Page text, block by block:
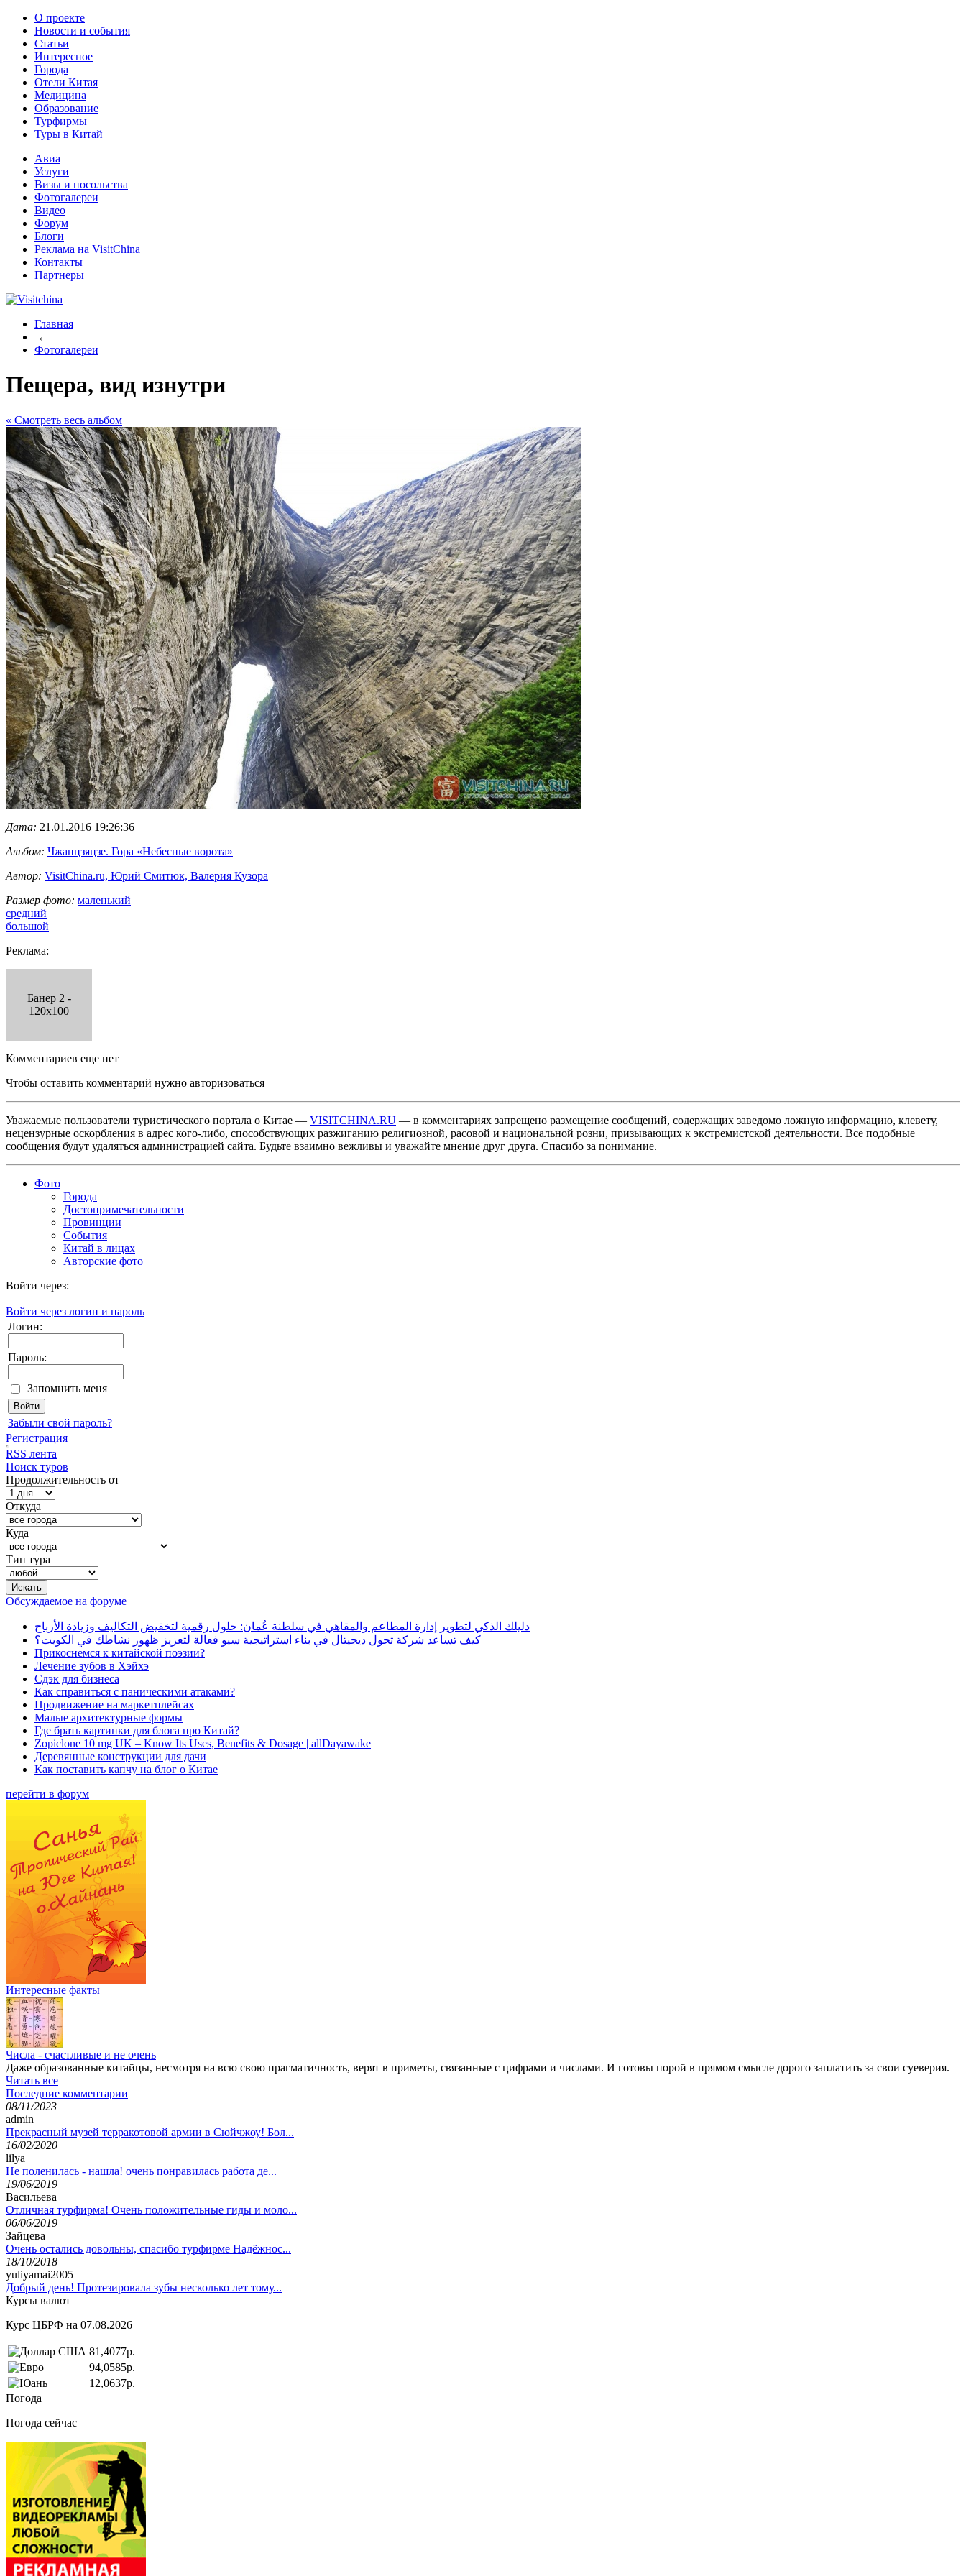
О проекте
Новости и события
Статьи
Интересное
Города
Отели Китая
Медицина
Образование
Турфирмы
Туры в Китай
Авиа
Услуги
Визы и посольства
Фотогалереи
Видео
Форум
Блоги
Реклама на VisitChina
Контакты
Партнеры
Главная
←
Фотогалереи
Пещера, вид изнутри
« Cмотреть весь альбом
Дата: 21.01.2016 19:26:36
Альбом: Чжанцзяцзе. Гора «Небесные ворота»
Автор: VisitChina.ru, Юрий Смитюк, Валерия Кузора
Размер фото: маленький
средний
большой
Реклама:
Банер 2 -
120x100
Комментариев еще нет
Чтобы оставить комментарий нужно авторизоваться
Уважаемые пользователи туристического портала о Китае — VISITCHINA.RU — в комментариях запрещено размещение сообщений, содержащих заведомо ложную информацию, клевету,
нецензурные оскорбления в адрес кого-либо, способствующих разжиганию религиозной, расовой и национальной розни, призывающих к экстремистской деятельности. Все подобные
сообщения будут удаляться администрацией сайта. Будьте взаимно вежливы и уважайте мнение друг друга. Спасибо за понимание.
Фото
Города
Достопримечательности
Провинции
События
Китай в лицах
Авторские фото
Войти через:
Войти через логин и пароль
Логин:
Пароль:
Запомнить меня
Забыли свой пароль?
Регистрация
RSS лента
Поиск туров
Продолжительность от
Откуда
Куда
Тип тура
Обсуждаемое на форуме
دليلك الذكي لتطوير إدارة المطاعم والمقاهي في سلطنة عُمان: حلول رقمية لتخفيض التكاليف وزيادة الأرباح
كيف تساعد شركة تحول ديجيتال في بناء استراتيجية سيو فعالة لتعزيز ظهور نشاطك في الكويت؟
Прикоснемся к китайской поэзии?
Лечение зубов в Хэйхэ
Сдэк для бизнеса
Как справиться с паническими атаками?
Продвижение на маркетплейсах
Малые архитектурные формы
Где брать картинки для блога про Китай?
Zopiclone 10 mg UK – Know Its Uses, Benefits & Dosage | allDayawake
Деревянные конструкции для дачи
Как поставить капчу на блог о Китае
перейти в форум
Интересные факты
Числа - счастливые и не очень
Даже образованные китайцы, несмотря на всю свою прагматичность, верят в приметы, связанные с цифрами и числами. И готовы порой в прямом смысле дорого заплатить за свои суеверия.
Читать все
Последние комментарии
08/11/2023
admin
Прекрасный музей терракотовой армии в Сюйчжоу! Бол...
16/02/2020
lilya
Не поленилась - нашла! очень понравилась работа де...
19/06/2019
Васильева
Отличная турфирма! Очень положительные гиды и моло...
06/06/2019
Зайцева
Очень остались довольны, спасибо турфирме Надёжнос...
18/10/2018
yuliyamai2005
Добрый день! Протезировала зубы несколько лет тому...
Курсы валют
Курс ЦБРФ на 07.08.2026
81,4077р.
94,0585р.
12,0637р.
Погода
Погода сейчас